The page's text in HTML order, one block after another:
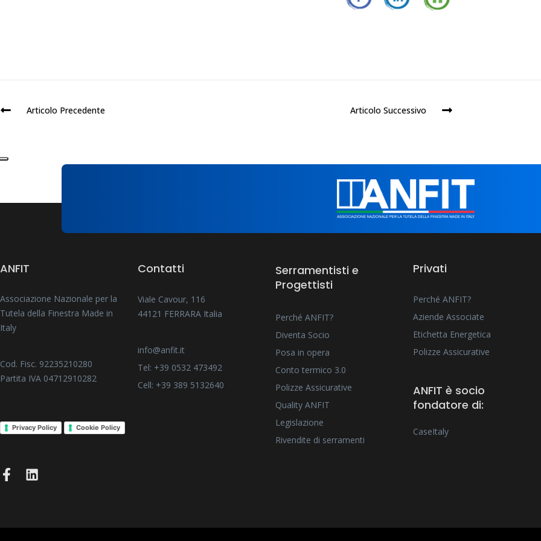
Articolo Precedente Articolo Successivo
ANFIT
Associazione Nazionale per la
Tutela della Finestra Made in
Italy
Cod. Fisc. 92235210280
Partita IVA 04712910282
Privacy Policy Cookie Policy
Contatti
Viale Cavour, 116
44121 FERRARA Italia
info@anfit.it
Tel: +39 0532 473492
Cell: +39 389 5132640
Serramentisti e
Progettisti
Perché ANFIT?
Diventa Socio
Posa in opera
Conto termico 3.0
Polizze Assicurative
Quality ANFIT
Legislazione
Rivendite di serramenti
Privati
Perché ANFIT?
Aziende Associate
Etichetta Energetica
Polizze Assicurative
ANFIT è socio
fondatore di:
CaseItaly